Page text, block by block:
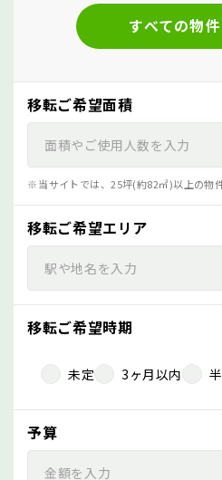
すべての物
移転ご希望面積
当サイトでは、25坪(約82㎡)以上の物
移転ご希望エリア
移転ご希望時期
未定 3ヶ月以内
予算